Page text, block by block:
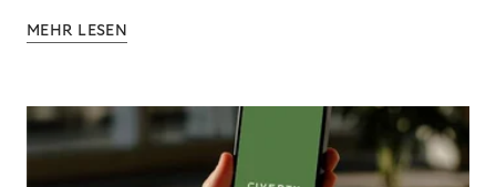
MEHR LESEN